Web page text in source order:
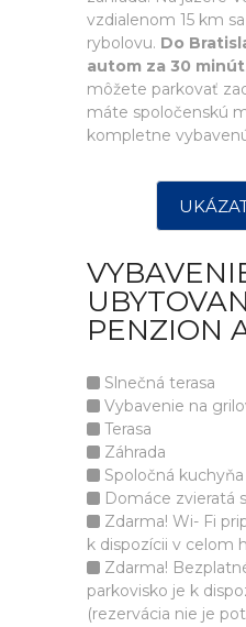
vzdialenom 15 km
rybolovu. Do
autom za 30 minút
môžete parkovať
máte spoločenskú
kompletne
PENZION
Slnečná terasa
Vybavenie na
Terasa
Záhrada
Spoločná kuchyňa
Domáce zvieratá
Zdarma! Wi- Fi
k dispozícii v celom
Zdarma!
parkovisko je k
(rezervácia nie je